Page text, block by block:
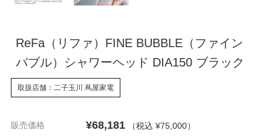
ReFa（リファ）FINE BUBBLE（ファイン
バブル）シャワーヘッド DIA150 ブラック
取扱店舗：二子玉川 蔦屋家電
販売価格 ¥68,181 （税込 ¥75,000）